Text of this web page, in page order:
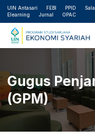
UIN Antasari FEBI PPID
Elearning
Jurnal OPAC
Gugus
(GPM)